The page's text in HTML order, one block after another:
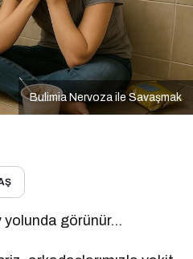
Bulimia Nervoza ile Savaşmak
yolunda görünür…